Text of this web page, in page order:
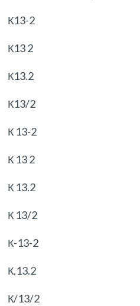
К13-2
К13 2
К13.2
К13/2
К 13-2
К 13 2
К 13.2
К 13/2
К-13-2
К.13.2
К/13/2